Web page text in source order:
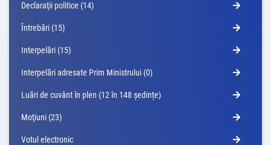
Declaraţii politice (14)
Întrebări (15)
Interpelări (15)
Interpelări adresate Prim Ministrului (0)
Luări de cuvânt în plen (12 în 148 ședințe)
Moţiuni (23)
Votul electronic